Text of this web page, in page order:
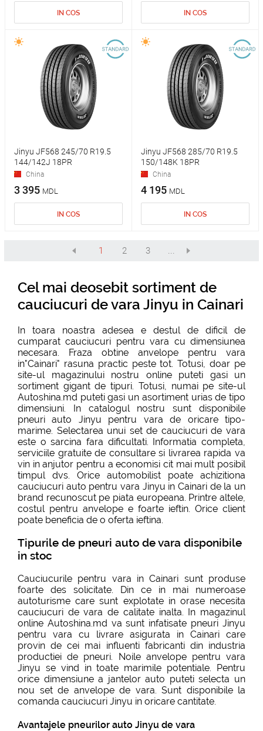
IN COS IN COS
Jinyu JF568 245/70 R19.5
144/142J 18PR
China
3 395 MDL
IN COS
Jinyu JF568 285/70 R19.5
150/148K 18PR
China
4 195 MDL
IN COS
1 2 3 ...
Cel mai deosebit sortiment de
cauciucuri de vara Jinyu in Cainari
In toara noastra adesea e destul de dificil de
cumparat cauciucuri pentru vara cu dimensiunea
necesara. Fraza obtine anvelope pentru vara
in"Cainari" rasuna practic peste tot. Totusi, doar pe
site-ul magazinului nostru online puteti gasi un
sortiment gigant de tipuri. Totusi, numai pe site-ul
Autoshina.md puteti gasi un asortiment urias de tipo
dimensiuni. In catalogul nostru sunt disponibile
pneuri auto Jinyu pentru vara de oricare tipo-
marime. Selectarea unui set de cauciucuri de vara
este o sarcina fara dificultati. Informatia completa,
serviciile gratuite de consultare si livrarea rapida va
vin in anjutor pentru a economisi cit mai mult posibil
timpul dvs. Orice automobilist poate achizitiona
cauciucuri auto pentru vara Jinyu in Cainari de la un
brand recunoscut pe piata europeana. Printre altele,
costul pentru anvelope e foarte ieftin. Orice client
poate beneficia de o oferta ieftina.
Tipurile de pneuri auto de vara disponibile
in stoc
Cauciucurile pentru vara in Cainari sunt produse
foarte des solicitate. Din ce in mai numeroase
autoturisme care sunt explotate in orase necesita
cauciucuri de vara de calitate inalta. In magazinul
online Autoshina.md va sunt infatisate pneuri Jinyu
pentru vara cu livrare asigurata in Cainari care
provin de cei mai influenti fabricanti din industria
productiei de pneuri. Noile anvelope pentru vara
Jinyu se vind in toate marimile potentiale. Pentru
orice dimensiune a jantelor auto puteti selecta un
nou set de anvelope de vara. Sunt disponibile la
comanda cauciucuri Jinyu in oricare cantitate.
Avantajele pneurilor auto Jinyu de vara